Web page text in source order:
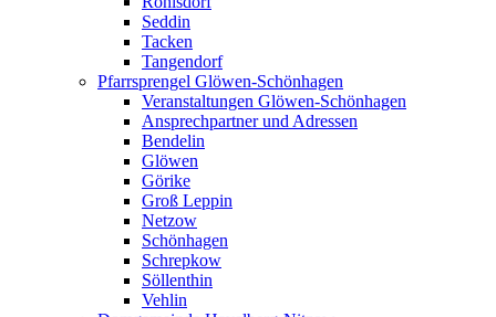
Seddin
Tacken
Tangendorf
Pfarrsprengel Glöwen-Schönhagen
Veranstaltungen Glöwen-Schönhagen
Ansprechpartner und Adressen
Bendelin
Glöwen
Görike
Groß Leppin
Netzow
Schönhagen
Schrepkow
Söllenthin
Vehlin